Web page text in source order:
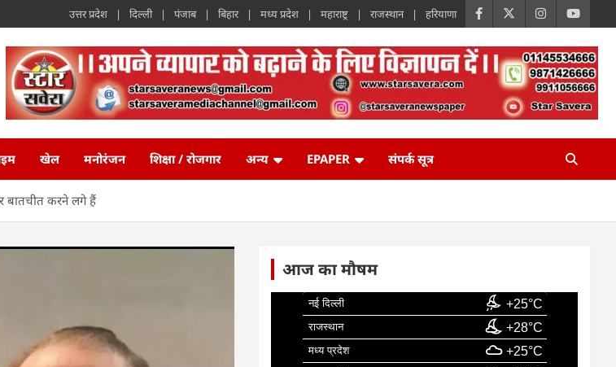
उत्तर प्रदेश दिल्ली पंजाब बिहार मध्य प्रदेश महाराष्ट्र राजस्थान हरियाणा
खेल मनोरंजन शिक्षा / रोजगार अन्य EPAPER संपर्क सूत्र
बातचीत करने लगे हैं
आज का मौषम
नई दिल्ली +25°C
राजस्थान +28°C
मध्य प्रदेश +25°C